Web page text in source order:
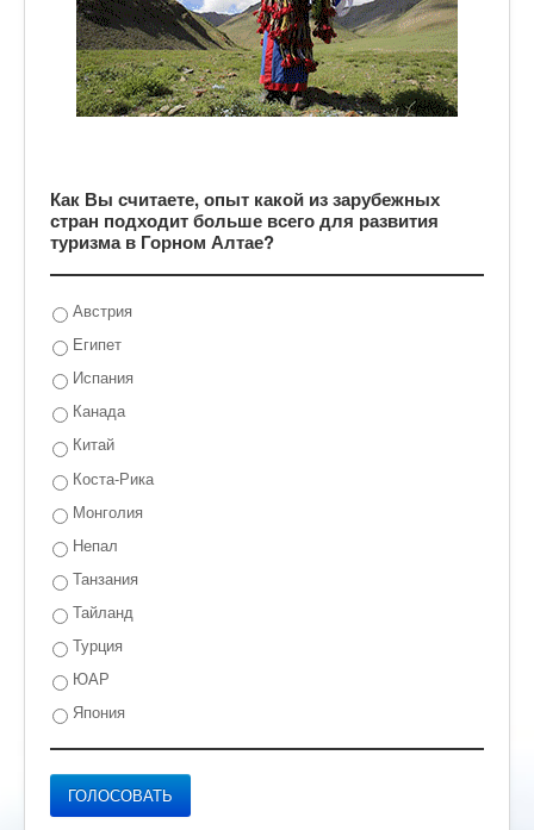
Как Вы считаете, опыт какой из зарубежных
стран подходит больше всего для развития
туризма в Горном Алтае?
Австрия
Египет
Испания
Канада
Китай
Коста-Рика
Монголия
Непал
Танзания
Тайланд
Турция
ЮАР
Япония